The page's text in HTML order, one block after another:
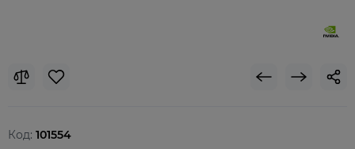
Код: 101554